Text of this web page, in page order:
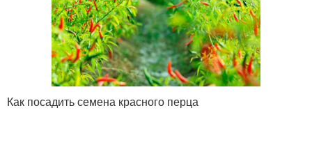
Как посадить семена красного перца